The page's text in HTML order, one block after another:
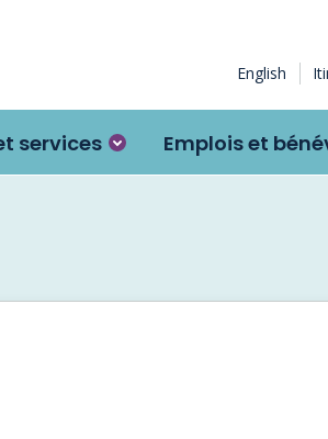
English
services Emplois et